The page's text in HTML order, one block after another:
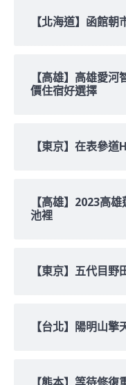
【北海道】函館
【高雄】高雄愛
價住宿好選擇
【東京】在表參
【高雄】2023高
池裡
【東京】五代目
【台北】陽明山